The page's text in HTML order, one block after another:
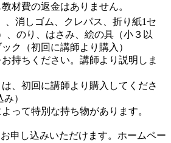
材費の返金はありません。
、消しゴム、クレパス、折り紙1セ
、のり、はさみ、絵の具（小３以
ク（初回に講師より購入）
持ちください。講師より説明しま
、初回に講師より購入してくださ
）
って特別な持ち物があります。
申し込みいただけます。ホームペー